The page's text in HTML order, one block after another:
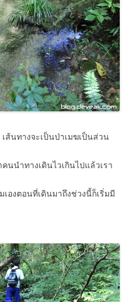
ส้นทางจะเป็นป่าเมฆเป็นส่วน
นนำทางเดินไวเกินไปแล้วเรา
องตอนที่เดินมาถึงช่วงนี้ก็เริ่มมี